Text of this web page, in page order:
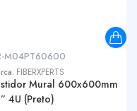
M04PT60600
FIBERXPERTS
Mural 600x600mm
4U (Preto)